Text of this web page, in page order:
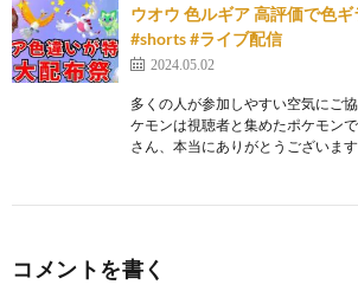
ウオウ 色ルギア 高評価で色ギ
#shorts #ライブ配信
2024.05.02
多くの人が参加しやすい空気にご
ケモンは視聴者と集めたポケモン
さん、本当にありがとうございま
コメントを書く